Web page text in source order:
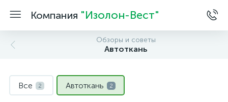
Компания "Изолон-Вест"
Обзоры и советы
Автоткань
Все 2 Автоткань 2